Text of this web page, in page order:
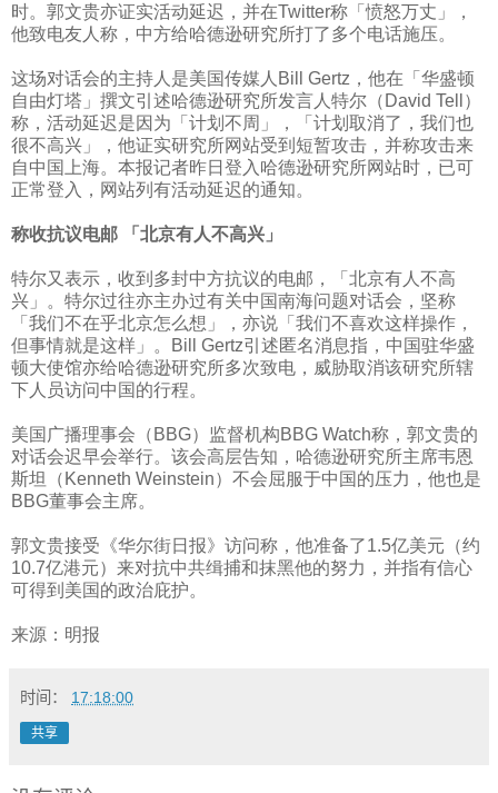
时。郭文贵亦证实活动延迟，并在Twitter称「愤怒万丈」，
他致电友人称，中方给哈德逊研究所打了多个电话施压。
这场对话会的主持人是美国传媒人 Bill Gertz ，他在「华盛顿
自由灯塔」撰文引述哈德逊研究所发言人特尔（ David Tell ）
称，活动延迟是因为「计划不周」，「计划取消了，我们也
很不高兴」，他证实研究所网站受到短暂攻击，并称攻击来
自中国上海。本报记者昨日登入哈德逊研究所网站时，已可
正常登入，网站列有活动延迟的通知。
称收抗议电邮 「北京有人不高兴」
特尔又表示，收到多封中方抗议的电邮，「北京有人不高
兴」。特尔过往亦主办过有关中国南海问题对话会，坚称
「我们不在乎北京怎么想」，亦说「我们不喜欢这样操作，
但事情就是这样」。
Bill Gertz引述匿名消息指，中国驻华盛
顿大使馆亦给哈德逊研究所多次致电，威胁取消该研究所辖
下人员访问中国的行程。
美国广播理事会（ BBG）监督机构BBG Watch称，郭文贵的
对话会迟早会举行。该会高层告知，哈德逊研究所主席韦恩
斯坦（ Kenneth Weinstein）不会屈服于中国的压力，他也是
BBG董事会主席。
郭文贵接受《华尔街日报》访问称，他准备了1.5亿美元（约
10.7亿港元）来对抗中共缉捕和抹黑他的努力，并指有信心
可得到美国的政治庇护。
来源：明报
时间： 17:18:00
共享